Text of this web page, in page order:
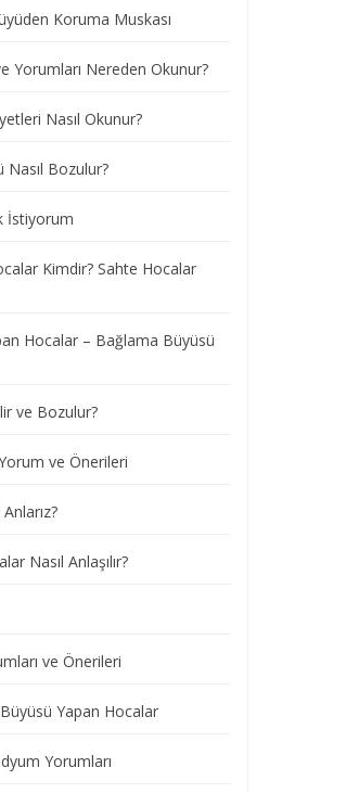
Koruma Muskası
Yorumları Nereden Okunur?
Nasıl Okunur?
Nasıl Bozulur?
İstiyorum
Kimdir? Sahte Hocalar
Hocalar – Bağlama Büyüsü
ve Bozulur?
ve Önerileri
Anlarız?
Nasıl Anlaşılır?
ve Önerileri
Yapan Hocalar
Yorumları